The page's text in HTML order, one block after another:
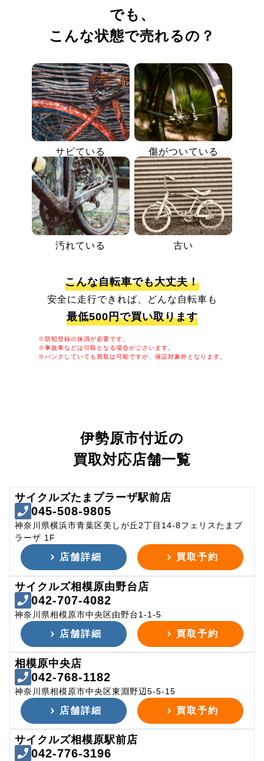
でも、
こんな状態で売れるの？
サビている 傷がついている
汚れている 古い
こんな自転車でも大丈夫！
安全に走行できれば、どんな自転車も
最低500円で買い取ります
※防犯登録の抹消が必要です。
※事故車などは引取となる場合がございます。
※パンクしていても買取は可能ですが、保証対象外となります。
伊勢原市付近の
買取対応店舗一覧
サイクルズたまプラーザ駅前店
045-508-9805
神奈川県横浜市青葉区美しが丘2丁目14-8フェリスたまプ
ラーザ 1F
店舗詳細 買取予約
サイクルズ相模原由野台店
042-707-4082
神奈川県相模原市中央区由野台1-1-5
店舗詳細 買取予約
相模原中央店
042-768-1182
神奈川県相模原市中央区東淵野辺5-5-15
店舗詳細 買取予約
サイクルズ相模原駅前店
042-776-3196